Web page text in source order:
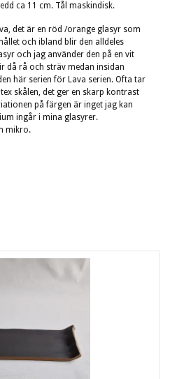
ca 11 cm. Tål maskindisk.
det är en röd /orange glasyr som
och ibland blir den alldeles
och jag använder den på en vit
då rå och sträv medan insidan
här serien för Lava serien. Ofta tar
skålen, det ger en skarp kontrast
på färgen är inget jag kan
ingår i mina glasyrer.
mikro.